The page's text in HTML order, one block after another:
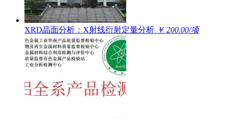
XRD晶面分析：X射线衍射定量分析 ￥ 200.00/项